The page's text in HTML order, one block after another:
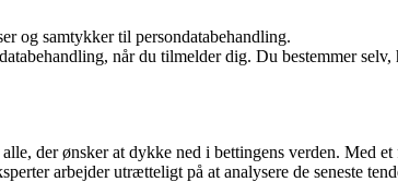
og samtykker til persondatabehandling.
når du tilmelder dig. Du bestemmer
der ønsker at dykke ned i bettingens verden. Med
arbejder utrætteligt på at analysere de seneste